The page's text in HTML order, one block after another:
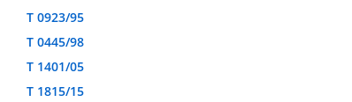
T 0923/95
T 0445/98
T 1401/05
T 1815/15